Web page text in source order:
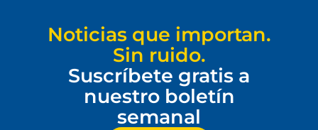
Noticias que importan.
Sin ruido.
Suscríbete gratis a
nuestro boletín
semanal